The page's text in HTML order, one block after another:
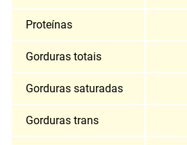
Proteínas
Gorduras totais
Gorduras saturadas
Gorduras trans